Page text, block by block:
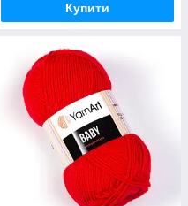
Купити